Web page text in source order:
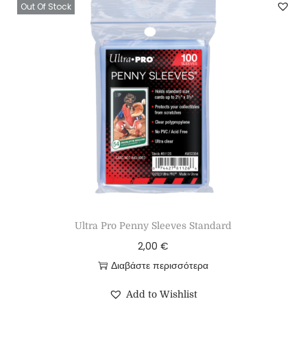
Out Of Stock
Ultra Pro Penny Sleeves Standard
2,00€
Διαβάστε περισσότερα
Add to Wishlist